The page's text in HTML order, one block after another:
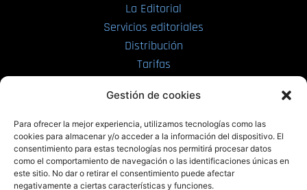
Gestión de cookies
Para ofrecer la mejor experiencia, utilizamos tecnologías como las
cookies para almacenar y/o acceder a la información del dispositivo. El
consentimiento para estas tecnologías nos permitirá procesar datos
como el comportamiento de navegación o las identificaciones únicas en
este sitio. No dar o retirar el consentimiento puede afectar
negativamente a ciertas características y funciones.
La Editorial
Servicios editoriales
Distribución
Tarifas
PRL | Films
PRL | Play